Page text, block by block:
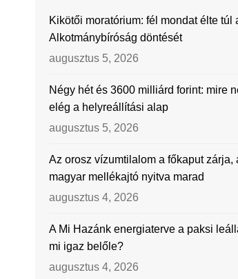
Kikötői moratórium: fél mondat élte túl
Alkotmánybíróság döntését
augusztus 5, 2026
Négy hét és 3600 milliárd forint: mire
elég a helyreállítási alap
augusztus 5, 2026
Az orosz vízumtilalom a főkaput zárja,
magyar mellékajtó nyitva marad
augusztus 4, 2026
A Mi Hazánk energiaterve a paksi
mi igaz belőle?
augusztus 4, 2026